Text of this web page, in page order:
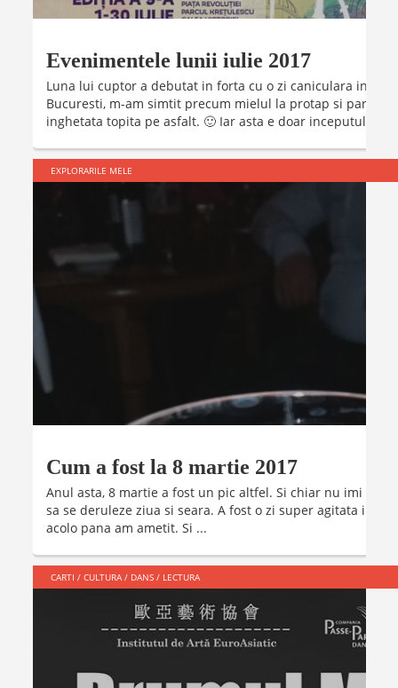
Evenimentele lunii iulie 2017
Luna lui cuptor a debutat in forta cu o zi caniculara in
Bucuresti, m-am simtit precum mielul la protap si parca
inghetata topita pe asfalt. 🙂 Iar asta e doar inceputul. Dar
EXPLORARILE MELE
Cum a fost la 8 martie 2017
Anul asta, 8 martie a fost un pic altfel. Si chiar nu imi
sa se deruleze ziua si seara. A fost o zi super agitata in
acolo pana am ametit. Si ...
CARTI / CULTURA/ DANS/ LECTURA